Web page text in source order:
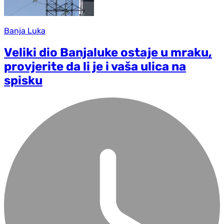
Banja Luka
Veliki dio Banjaluke ostaje u mraku,
provjerite da li je i vaša ulica na
spisku